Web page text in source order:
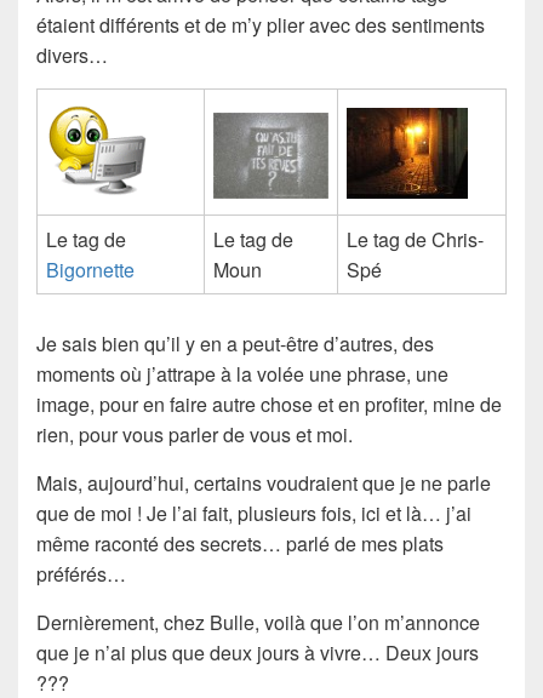
étaient différents et de m’y plier avec des sentiments
divers…
Le tag de
Bigornette
Le tag de
Moun
Le tag de Chris-
Spé
Je sais bien qu’il y en a peut-être d’autres, des
moments où j’attrape à la volée une phrase, une
image, pour en faire autre chose et en profiter, mine de
rien, pour vous parler de vous et moi.
Mais, aujourd’hui, certains voudraient que je ne parle
que de moi ! Je l’ai fait, plusieurs fois, ici et là… j’ai
même raconté des secrets… parlé de mes plats
préférés…
Dernièrement, chez Bulle, voilà que l’on m’annonce
que je n’ai plus que deux jours à vivre… Deux jours
???